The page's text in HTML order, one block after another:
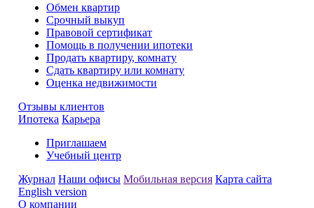
Обмен квартир
Срочный выкуп
Правовой сертификат
Помощь в получении ипотеки
Продать квартиру, комнату
Сдать квартиру или комнату
Оценка недвижимости
Отзывы клиентов
Ипотека Карьера
Приглашаем
Учебный центр
Журнал Наши офисы Мобильная версия Карта сайта
English version
О компании